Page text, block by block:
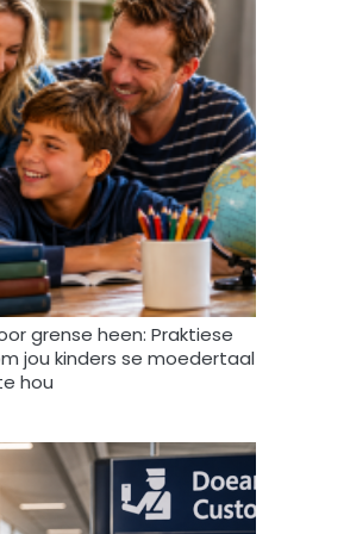
grense heen: Praktiese
jou kinders se moedertaal
hou